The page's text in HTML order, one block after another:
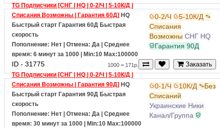
1000 = 115р. Заказать
TG Подписчики [СНГ | HQ | 0-2/Ч | 5-10К/Д |
Списания Возможны | Гарантия 60Д] HQ
Быстрый старт
скорость
Пополнение: Нет | Отмена: Да | Среднее
время: 6 минут за 1000
| Min:10 Max:100000
ID - 31774
1000 = 171р. Заказать
0-2/Ч
5-10К/Д
Списания
Возможны СНГ
TG Подписчики [СНГ | HQ | 0-2/Ч | 5-10К/Д |
Списания Возможны | Гарантия 90Д] HQ
Быстрый старт
скорость
Пополнение: Нет | Отмена: Да | Среднее
ID - 31775
0-1/Ч 10К/Д
Списаний
Украинские Ники